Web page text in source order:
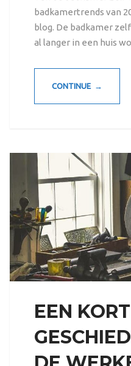
badkamertrends van
blog. De badkamer
al langer in een huis
CONTINUE →
EEN